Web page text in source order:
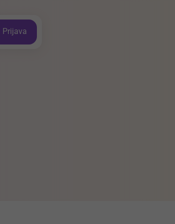
Prijava